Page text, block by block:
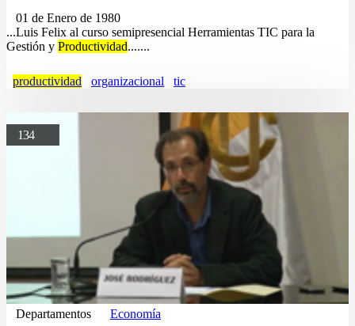
01 de Enero de 1980
...Luis Felix al curso semipresencial Herramientas TIC para la
Gestión y Productividad.......
productividad organizacional tic
134
Departamentos Economía